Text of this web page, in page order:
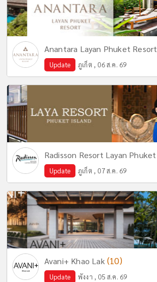
Anantara Layan Phuket Resort
Update ภูเก็ต , 06 ส.ค. 69
Radisson Resort Layan Phuket
Update ภูเก็ต , 07 ส.ค. 69
Avani+ Khao Lak (10)
Update พังงา , 05 ส.ค. 69